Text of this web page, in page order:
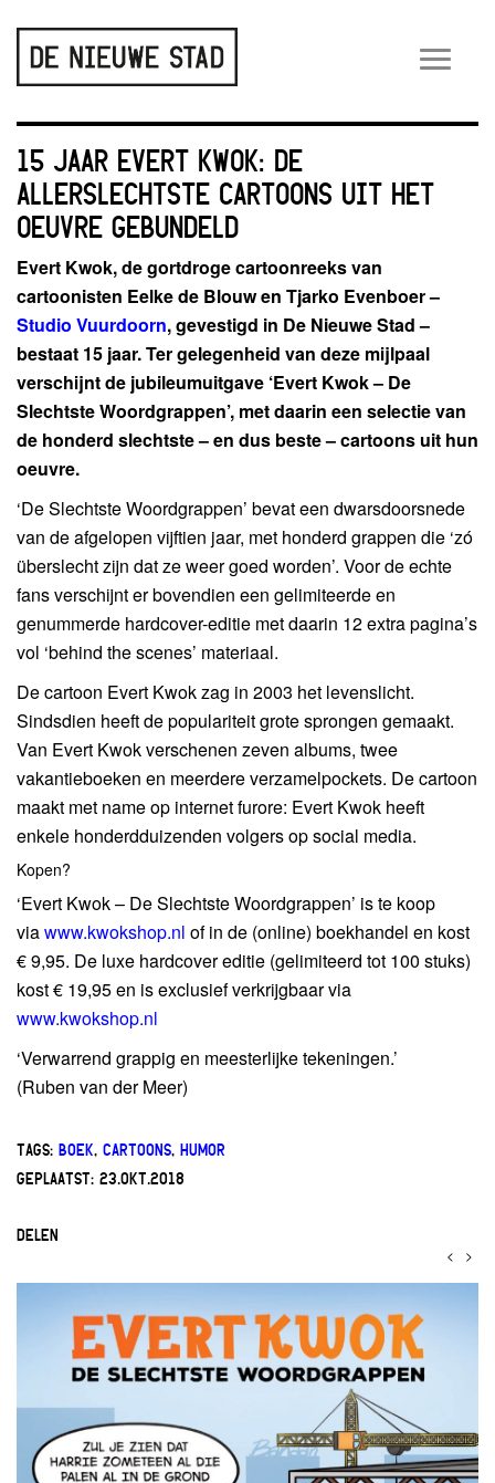
15 JAAR EVERT KWOK: DE
ALLERSLECHTSTE CARTOONS UIT HET
OEUVRE GEBUNDELD
Evert Kwok, de gortdroge cartoonreeks van
cartoonisten Eelke de Blouw en Tjarko Evenboer –
Studio Vuurdoorn, gevestigd in De Nieuwe Stad –
bestaat 15 jaar. Ter gelegenheid van deze mijlpaal
verschijntde jubileumuitgave ‘Evert Kwok – De
Slechtste Woordgrappen’, met daarin een selectie van
de honderd slechtste – en dus beste – cartoons uit hun
oeuvre.
‘De Slechtste Woordgrappen’ bevat een dwarsdoorsnede
van de afgelopen vijftien jaar, met honderd grappen die ‘zó
überslecht zijn dat ze weer goed worden’. Voor de echte
fans verschijnt er bovendien een gelimiteerde en
genummerde hardcover-editie met daarin 12 extra pagina’s
vol ‘behind the scenes’ materiaal.
De cartoon Evert Kwok zag in 2003 het levenslicht.
Sindsdien heeft de populariteit grote sprongen gemaakt.
Van Evert Kwok verschenen zeven albums, twee
vakantieboeken en meerdere verzamelpockets. De cartoon
maakt met name op internet furore: Evert Kwok heeft
enkele honderdduizenden volgers op social media.
Kopen?
‘Evert Kwok – De Slechtste Woordgrappen’ is te koop
viawww.kwokshop.nl of in de (online) boekhandel en kost
€ 9,95. De luxe hardcover editie (gelimiteerd tot 100 stuks)
kost € 19,95 en is exclusief verkrijgbaar via
www.kwokshop.nl
‘Verwarrend grappig en meesterlijke tekeningen.’
(Ruben van der Meer)
TAGS: BOEK CARTOONS HUMOR
GEPLAATST: 23.OKT.2018
DELEN
< >